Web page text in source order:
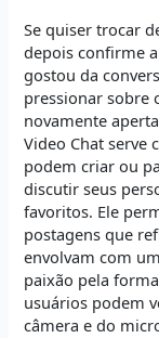
Se quiser trocar
depois confirme
gostou da
pressionar sobre
novamente
Video Chat serve
podem criar ou
discutir seus
favoritos. Ele
postagens que
envolvam com
paixão pela
usuários podem
câmera e do